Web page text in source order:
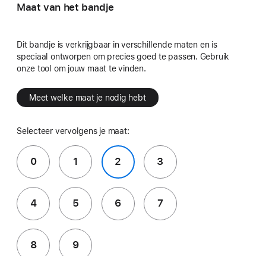
Maat van het bandje
Dit bandje is verkrijgbaar in verschillende maten en is
speciaal ontworpen om precies goed te passen. Gebruik
onze tool om jouw maat te vinden.
Meet welke maat je nodig hebt
Selecteer vervolgens je maat:
0 1 2 3
4 5 6 7
8 9